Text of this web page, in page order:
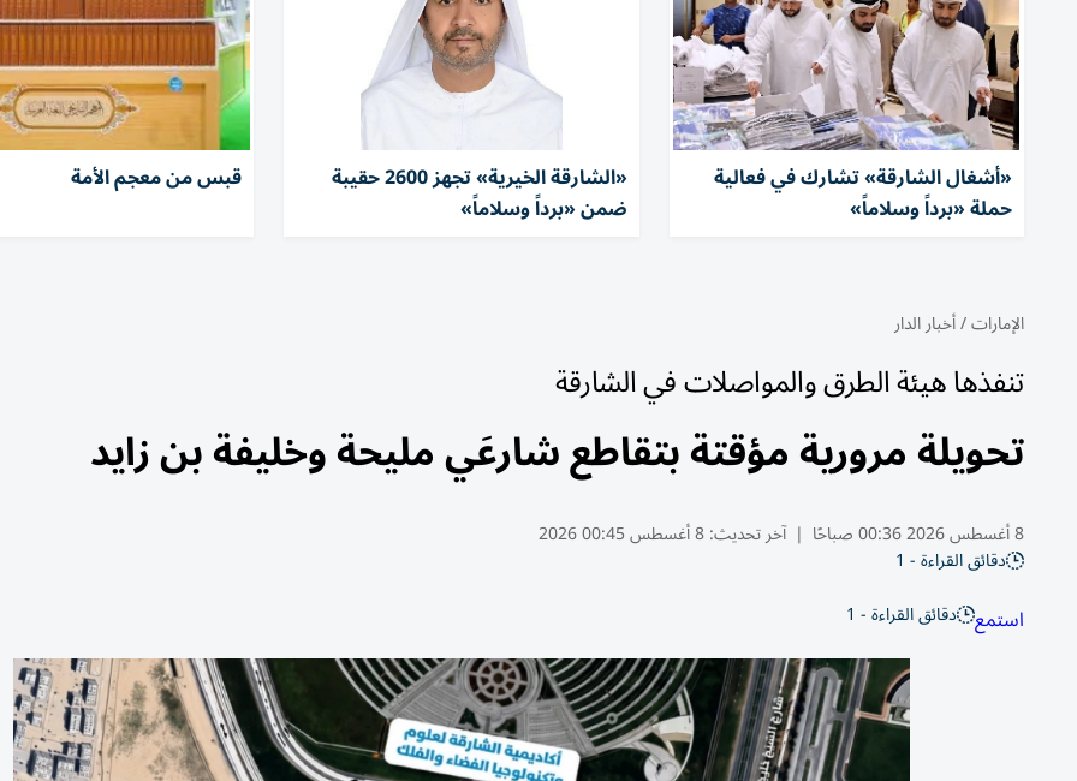
«أشغال الشارقة» تشارك في فعالية
حملة «برداً وسلاماً»
«الشارقة الخيرية» تجهز 2600 حقيبة
ضمن «برداً وسلاماً»
قبس من معجم الأمة
الإمارات/أخبار الدار
تنفذها هيئة الطرق والمواصلات في الشارقة
تحويلة مرورية مؤقتة بتقاطع شارعَي مليحة وخليفة بن زايد
8 أغسطس 2026 00:36 صباحًا | آخر تحديث:8 أغسطس 00:45 2026
دقائق القراءة - 1
استمع دقائق القراءة - 1